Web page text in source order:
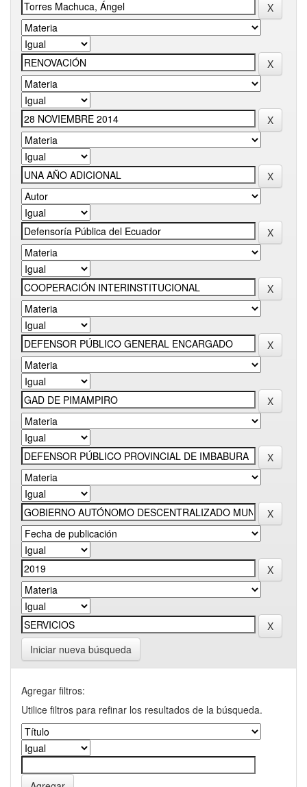
Iniciar nueva búsqueda
Agregar filtros:
Utilice filtros para refinar los resultados de la búsqueda.